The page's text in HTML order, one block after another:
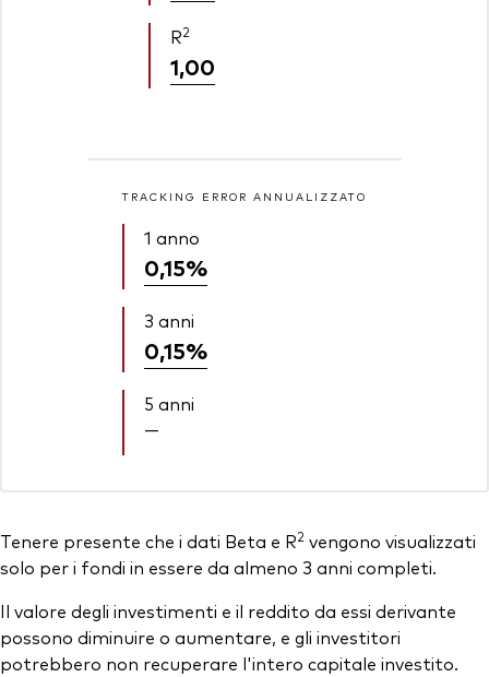
R2
1,00
TRACKING ERROR ANNUALIZZATO
1 anno
0,15%
3 anni
0,15%
5 anni
—
Tenere presente che i dati Beta e R2 vengono visualizzati
solo per i fondi in essere da almeno 3 anni completi.
Il valore degli investimenti e il reddito da essi derivante
possono diminuire o aumentare, e gli investitori
potrebbero non recuperare l'intero capitale investito.